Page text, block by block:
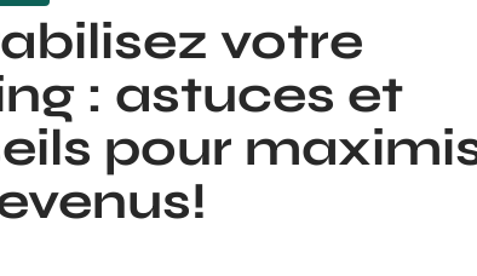
votre
: astuces et
pour